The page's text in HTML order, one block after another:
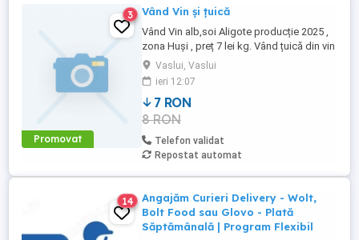
Promovat
3 Vând Vin și țuică
Vând Vin alb,soi Aligote producție 2025 ,
zona Huși , preț 7 lei kg. Vând țuică din vin
preț 30 lei kg.
Vaslui, Vaslui
ieri 12:07
7 RON
8 RON
Telefon validat
Repostat automat
14
Angajăm Curieri Delivery - Wolt,
Bolt Food sau Glovo - Plată
Săptămânală | Program Flexibil